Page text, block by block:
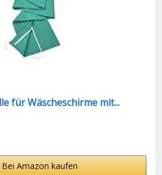
für Wäscheschirme mit...
Bei Amazon kaufen